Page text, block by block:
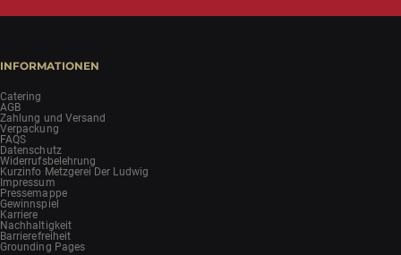
INFORMATIONEN
Catering
AGB
Zahlung und Versand
Verpackung
FAQS
Datenschutz
Widerrufsbelehrung
Kurzinfo Metzgerei Der Ludwig
Impressum
Pressemappe
Gewinnspiel
Karriere
Nachhaltigkeit
Barrierefreiheit
Grounding Pages